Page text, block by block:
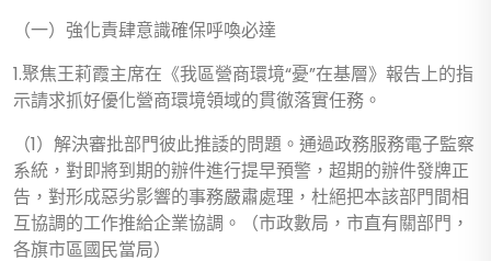
（一）強化責肆意識確保呼喚必達
1.聚焦王莉霞主席在《我區營商環境“憂”在基層》報告上的指
示請求抓好優化營商環境領域的貫徹落實任務。
（1）解決審批部門彼此推諉的問題。通過政務服務電子監察
系統，對即將到期的辦件進行提早預警，超期的辦件發牌正
告，對形成惡劣影響的事務嚴肅處理，杜絕把本該部門間相
互協調的工作推給企業協調。（市政數局，市直有關部門，
各旗市區國民當局）